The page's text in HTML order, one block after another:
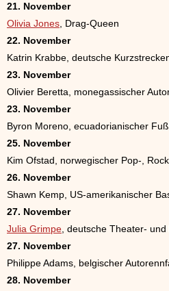
21. November
Olivia Jones , Drag-Queen
22. November
Katrin Krabbe, deutsche
23. November
Olivier Beretta, monegassischer
23. November
Byron Moreno, ecuadorianischer
25. November
Kim Ofstad, norwegischer Pop-,
26. November
Shawn Kemp, US-amerikanischer
27. November
Julia Grimpe , deutsche Theater-
27. November
Philippe Adams, belgischer
28. November